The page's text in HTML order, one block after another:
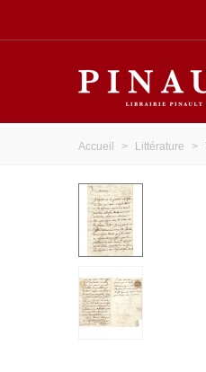
Accueil > Littérature >